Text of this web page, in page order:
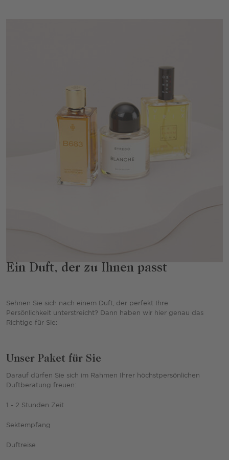
Ein Duft, der zu Ihnen passt
Sehnen Sie sich nach einem Duft, der perfekt Ihre
Persönlichkeit unterstreicht? Dann haben wir hier genau das
Richtige für Sie:
Unser Paket für Sie
Darauf dürfen Sie sich im Rahmen Ihrer höchstpersönlichen
Duftberatung freuen:
1 - 2 Stunden Zeit
Sektempfang
Duftreise